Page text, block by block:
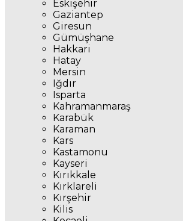
Eskişehir
Gaziantep
Giresun
Gümüşhane
Hakkari
Hatay
Mersin
Iğdır
Isparta
Kahramanmaraş
Karabük
Karaman
Kars
Kastamonu
Kayseri
Kırıkkale
Kırklareli
Kırşehir
Kilis